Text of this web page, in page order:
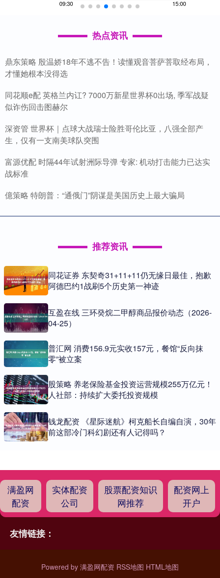
热点资讯
鼎东策略 殷温娇18年不逃不告！读懂观音菩萨菩取经布局，
才懂她根本没得选
同花顺e配 英格兰内讧? 7000万新星世界杯0出场, 季军战疑
似诈伤回击图赫尔
深资管 世界杯｜点球大战瑞士险胜哥伦比亚，八强全部产
生，仅有一支南美球队突围
富源优配 时隔44年试射洲际导弹 专家: 机动打击能力已达实
战标准
億策略 特朗普：“通俄门”阴谋是美国历史上最大骗局
推荐资讯
同花证券 东契奇31+11+11仍无缘日最佳，抱歉
阿德巴约1战刷5个历史第一神迹
互盈在线 三环癸烷二甲醇商品报价动态（2026-
04-25）
普汇网 消费156.9元实收157元，餐馆“反向抹
零”被立案
股策略 养老保险基金投资运营规模255万亿元！
人社部：持续扩大委托投资规模
钱龙配资 《星际迷航》柯克船长自编自演，30年
前这部冷门科幻剧还有人记得吗？
满盈网
配资
实体配资
公司
股票配资知识
网推荐
配资网上
开户
友情链接：
Powered by 满盈网配资 RSS地图 HTML地图